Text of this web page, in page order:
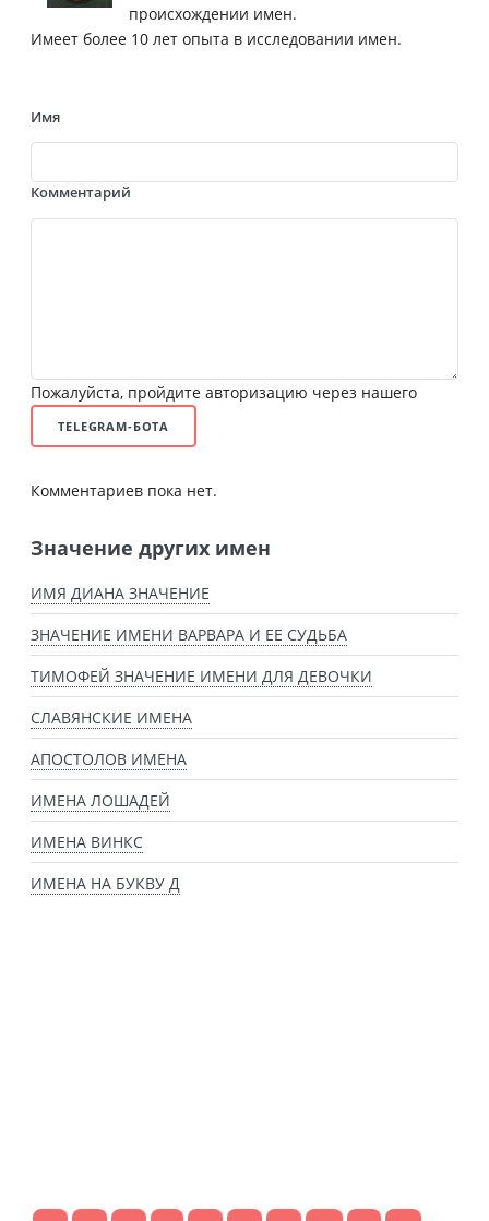
происхождении имен.
Имеет более 10 лет опыта в исследовании имен.
Имя
Комментарий
Пожалуйста, пройдите авторизацию через нашего
TELEGRAM-БОТА
Комментариев пока нет.
Значение других имен
ИМЯ ДИАНА ЗНАЧЕНИЕ
ЗНАЧЕНИЕ ИМЕНИ ВАРВАРА И ЕЕ СУДЬБА
ТИМОФЕЙ ЗНАЧЕНИЕ ИМЕНИ ДЛЯ ДЕВОЧКИ
СЛАВЯНСКИЕ ИМЕНА
АПОСТОЛОВ ИМЕНА
ИМЕНА ЛОШАДЕЙ
ИМЕНА ВИНКС
ИМЕНА НА БУКВУ Д